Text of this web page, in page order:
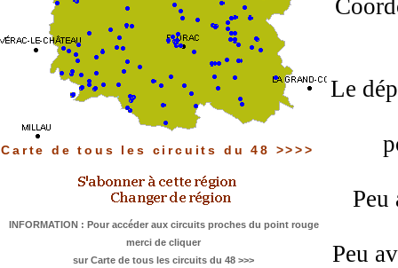
Carte de tous les circuits du 48 >>>>
INFORMATION : Pour accéder aux circuits proches du point rouge
merci de cliquer
sur Carte de tous les circuits du 48 >>>
Le
Peu
Peu